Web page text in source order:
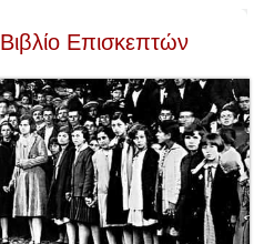
Βιβλίο Επισκεπτών